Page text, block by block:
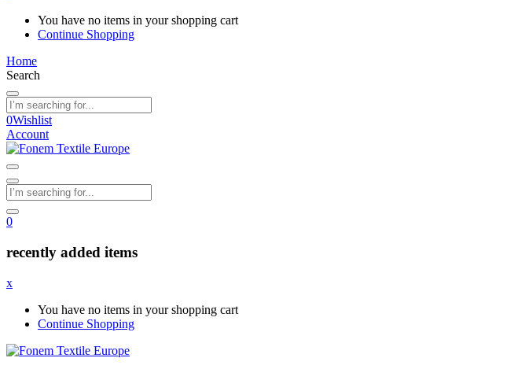
You have no items in your shopping cart
Continue Shopping
Home
Search
0Wishlist
Account
0
recently added items
x
You have no items in your shopping cart
Continue Shopping